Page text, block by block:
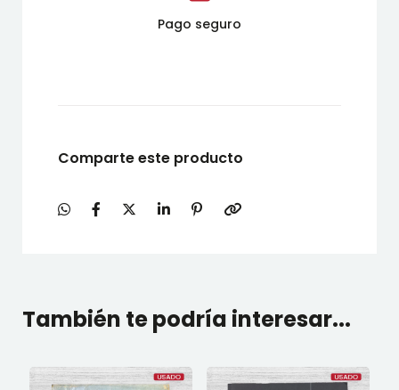
Pago seguro
Comparte este producto
También te podría interesar...